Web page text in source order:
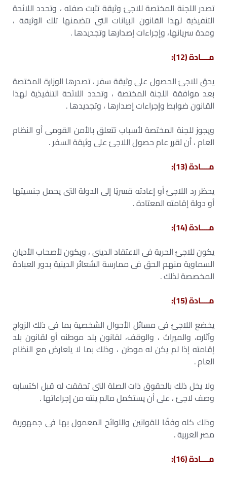
تصدر اللجنة المختصة للاجئ وثيقة تثبت صفته ، وتحدد اللائحة
التنفيذية لهذا القانون البيانات التى تتضمنها تلك الوثيقة ،
ومدة سريانها، وإجراءات إصدارها وتجديدها .
مــــادة (12):
يحق للاجئ الحصول على وثيقة سفر ، تصدرها الوزارة المختصة
بعد موافقة اللجنة المختصة ، وتحدد اللائحة التنفيذية لهذا
القانون ضوابط وإجراءات إصدارها ، وتجديدها .
ويجوز للجنة المختصة لأسباب تتعلق بالأمن القومى أو النظام
العام ، أن تقرر عام حصول اللاجئ على وثيقة السفر .
مــــادة (13):
يحظر رد اللاجئ أو إعادته قسريًا إلى الدولة التى يحمل جنسيتها
أو دولة إقامته المعتادة .
مــــادة (14):
يكون للاجئ الحرية فى الاعتقاد الدينى ، ويكون لأصحاب الأديان
السماوية منهم الحق فى ممارسة الشعائر الدينية بدور العبادة
المخصصة لذلك .
مــــادة (15):
يخضع اللاجئ فى مسائل الأحوال الشخصية بما فى ذلك الزواج
وآثاره، والميراث ، والوقف، لقانون بلد موطنه أو لقانون بلد
إقامته إذا لم يكن له موطن ، وذلك بما لا يتعارض مع النظام
العام .
ولا يخل ذلك بالحقوق ذات الصلة التى تحققت له قبل اكتسابه
وصف لاجئ ، على أن يستكمل مالم ينته من إجراءاتها .
وذلك كله وفقًا للقوانين واللوائح المعمول بها فى جمهورية
مصر العربية .
مــــادة (16):